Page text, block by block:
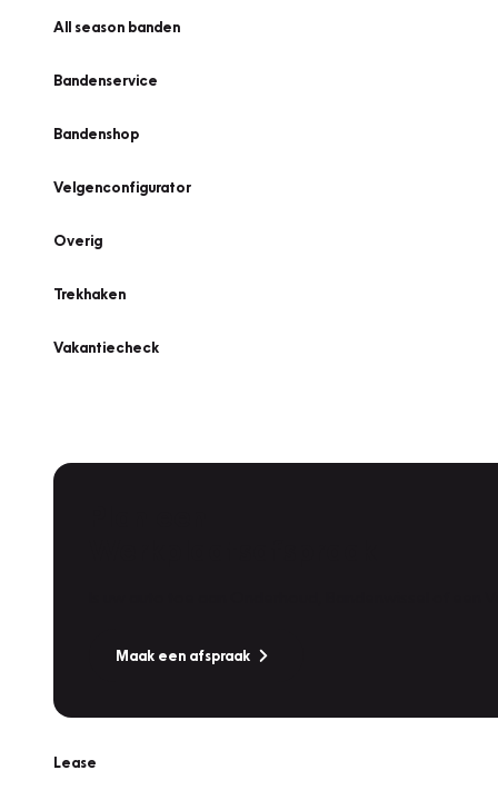
All season banden
Bandenservice
Bandenshop
Velgenconfigurator
Overig
Trekhaken
Vakantiecheck
Maak een afspraak
Lease